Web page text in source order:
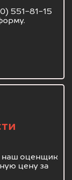
551-81-15
наш оценщик
цену за